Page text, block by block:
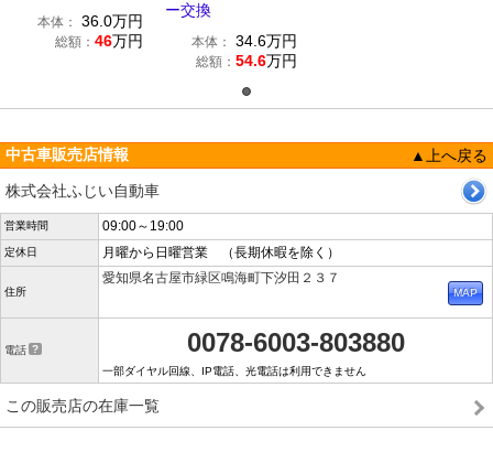
本体： 36.0万円
総額： 46万円
ー交換
本体： 34.6万円
総額： 54.6万円
中古車販売店情報
▲上へ戻る
株式会社ふじい自動車
営業時間 09:00～19:00
定休日 月曜から日曜営業 （長期休暇を除く）
住所
愛知県名古屋市緑区鳴海町下汐田２３７
電話 0078-6003-803880
一部ダイヤル回線、IP電話、光電話は利用できません
この販売店の在庫一覧